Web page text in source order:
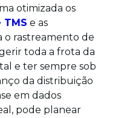
otimizada os
e as
o rastreamento de
toda a frota da
e ter sempre sob
da distribuição
em dados
pode planear